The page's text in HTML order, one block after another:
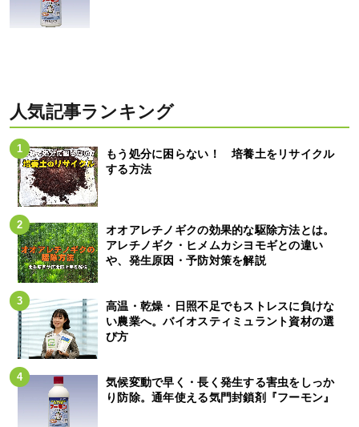
人気記事ランキング
もう処分に困らない！ 培養土をリサイクル
する方法
オオアレチノギクの効果的な駆除方法とは。
アレチノギク・ヒメムカシヨモギとの違い
や、発生原因・予防対策を解説
高温・乾燥・日照不足でもストレスに負けな
い農業へ。バイオスティミュラント資材の選
び方
気候変動で早く・長く発生する害虫をしっか
り防除。通年使える気門封鎖剤『フーモン』